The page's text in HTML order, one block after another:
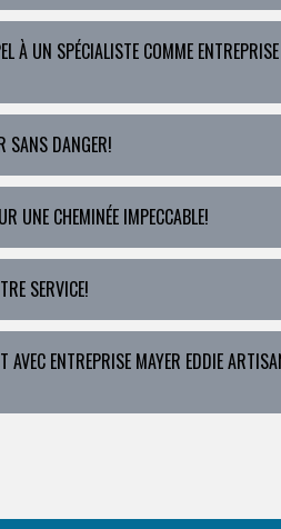
À UN SPÉCIALISTE COMME ENTREPRISE
SANS DANGER!
UNE CHEMINÉE IMPECCABLE!
SERVICE!
ENTREPRISE MAYER EDDIE